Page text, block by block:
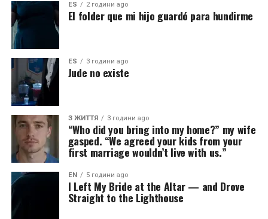
ES 2 години ago
El folder que mi hijo guardó para hundirme
ES 3 години ago
Jude no existe
З ЖИТТЯ 3 години ago
“Who did you bring into my home?” my wife
gasped. “We agreed your kids from your
first marriage wouldn’t live with us.”
EN 5 години ago
I Left My Bride at the Altar — and Drove
Straight to the Lighthouse